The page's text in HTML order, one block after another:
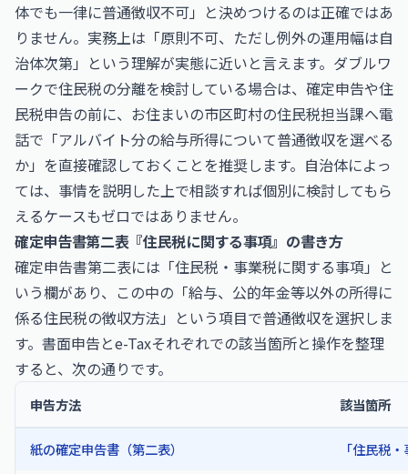
体でも一律に普通徴収不可」と決めつけるのは正確ではあ
りません。実務上は「原則不可、ただし例外の運用幅は自
治体次第」という理解が実態に近いと言えます。ダブルワ
ークで住民税の分離を検討している場合は、確定申告や住
民税申告の前に、お住まいの市区町村の住民税担当課へ電
話で「アルバイト分の給与所得について普通徴収を選べる
か」を直接確認しておくことを推奨します。自治体によっ
ては、事情を説明した上で相談すれば個別に検討してもら
えるケースもゼロではありません。
確定申告書第二表『住民税に関する事項』の書き方
確定申告書第二表には「住民税・事業税に関する事項」と
いう欄があり、この中の「給与、公的年金等以外の所得に
係る住民税の徴収方法」という項目で普通徴収を選択しま
す。書面申告とe-Taxそれぞれでの該当箇所と操作を整理
すると、次の通りです。
申告方法 該当箇所
紙の確定申告書（第二表） 「住民税